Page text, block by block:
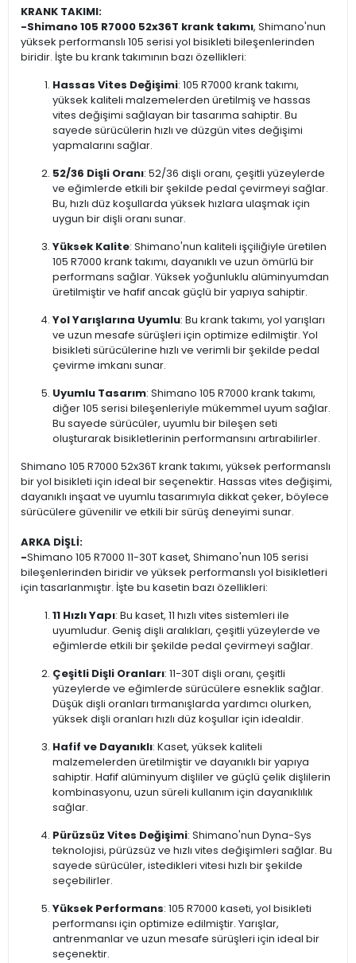
KRANK TAKIMI:
-Shimano 105 R7000 52x36T krank takımı, Shimano'nun
yüksek performanslı 105 serisi yol bisikleti bileşenlerinden
biridir. İşte bu krank takımının bazı özellikleri:
Hassas Vites Değişimi: 105 R7000 krank takımı,
yüksek kaliteli malzemelerden üretilmiş ve hassas
vites değişimi sağlayan bir tasarıma sahiptir. Bu
sayede sürücülerin hızlı ve düzgün vites değişimi
yapmalarını sağlar.
52/36 Dişli Oranı: 52/36 dişli oranı, çeşitli yüzeylerde
ve eğimlerde etkili bir şekilde pedal çevirmeyi sağlar.
Bu, hızlı düz koşullarda yüksek hızlara ulaşmak için
uygun bir dişli oranı sunar.
Yüksek Kalite: Shimano'nun kaliteli işçiliğiyle üretilen
105 R7000 krank takımı, dayanıklı ve uzun ömürlü bir
performans sağlar. Yüksek yoğunluklu alüminyumdan
üretilmiştir ve hafif ancak güçlü bir yapıya sahiptir.
Yol Yarışlarına Uyumlu: Bu krank takımı, yol yarışları
ve uzun mesafe sürüşleri için optimize edilmiştir. Yol
bisikleti sürücülerine hızlı ve verimli bir şekilde pedal
çevirme imkanı sunar.
Uyumlu Tasarım: Shimano 105 R7000 krank takımı,
diğer 105 serisi bileşenleriyle mükemmel uyum sağlar.
Bu sayede sürücüler, uyumlu bir bileşen seti
oluşturarak bisikletlerinin performansını artırabilirler.
Shimano 105 R7000 52x36T krank takımı, yüksek performanslı
bir yol bisikleti için ideal bir seçenektir. Hassas vites değişimi,
dayanıklı inşaat ve uyumlu tasarımıyla dikkat çeker, böylece
sürücülere güvenilir ve etkili bir sürüş deneyimi sunar.
ARKA DİŞLİ:
-Shimano 105 R7000 11-30T kaset, Shimano'nun 105 serisi
bileşenlerinden biridir ve yüksek performanslı yol bisikletleri
için tasarlanmıştır. İşte bu kasetin bazı özellikleri:
11 Hızlı Yapı: Bu kaset, 11 hızlı vites sistemleri ile
uyumludur. Geniş dişli aralıkları, çeşitli yüzeylerde ve
eğimlerde etkili bir şekilde pedal çevirmeyi sağlar.
Çeşitli Dişli Oranları: 11-30T dişli oranı, çeşitli
yüzeylerde ve eğimlerde sürücülere esneklik sağlar.
Düşük dişli oranları tırmanışlarda yardımcı olurken,
yüksek dişli oranları hızlı düz koşullar için idealdir.
Hafif ve Dayanıklı: Kaset, yüksek kaliteli
malzemelerden üretilmiştir ve dayanıklı bir yapıya
sahiptir. Hafif alüminyum dişliler ve güçlü çelik dişlilerin
kombinasyonu, uzun süreli kullanım için dayanıklılık
sağlar.
Pürüzsüz Vites Değişimi: Shimano'nun Dyna-Sys
teknolojisi, pürüzsüz ve hızlı vites değişimleri sağlar. Bu
sayede sürücüler, istedikleri vitesi hızlı bir şekilde
seçebilirler.
Yüksek Performans: 105 R7000 kaseti, yol bisikleti
performansı için optimize edilmiştir. Yarışlar,
antrenmanlar ve uzun mesafe sürüşleri için ideal bir
seçenektir.